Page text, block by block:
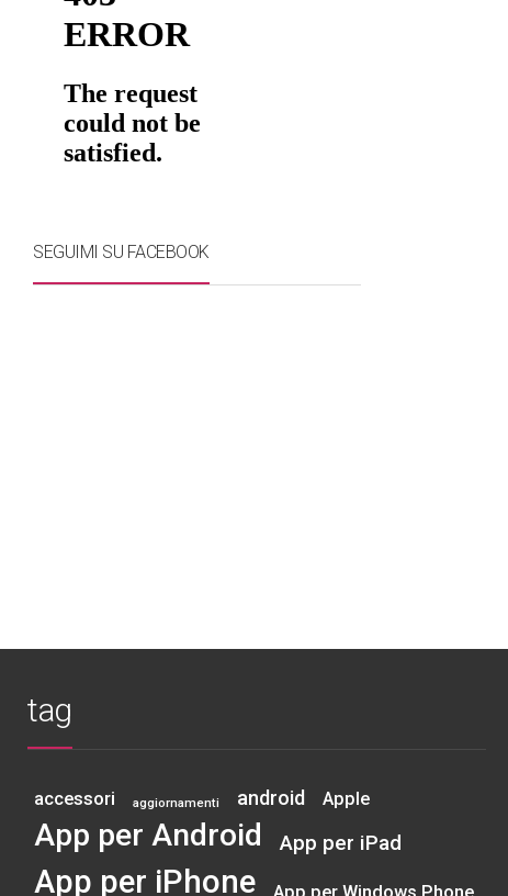
SEGUIMI SU FACEBOOK
tag
accessori aggiornamenti android Apple
App per Android App per iPad
App per iPhone